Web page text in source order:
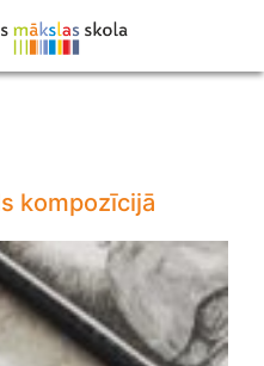
kompozīcijā